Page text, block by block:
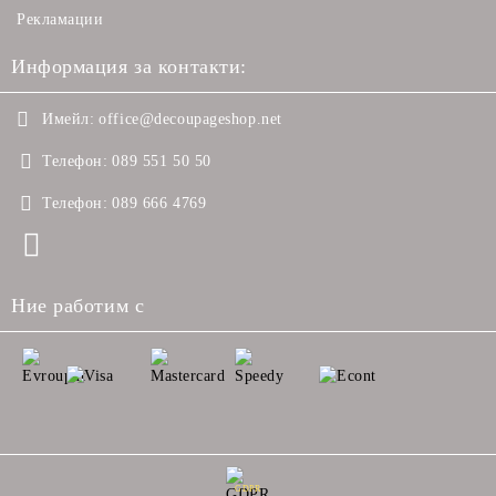
Рекламации
Информация за контакти:
Имейл: office@decoupageshop.net
Телефон: 089 551 50 50
Телефон: 089 666 4769
Ние работим с
GDPR